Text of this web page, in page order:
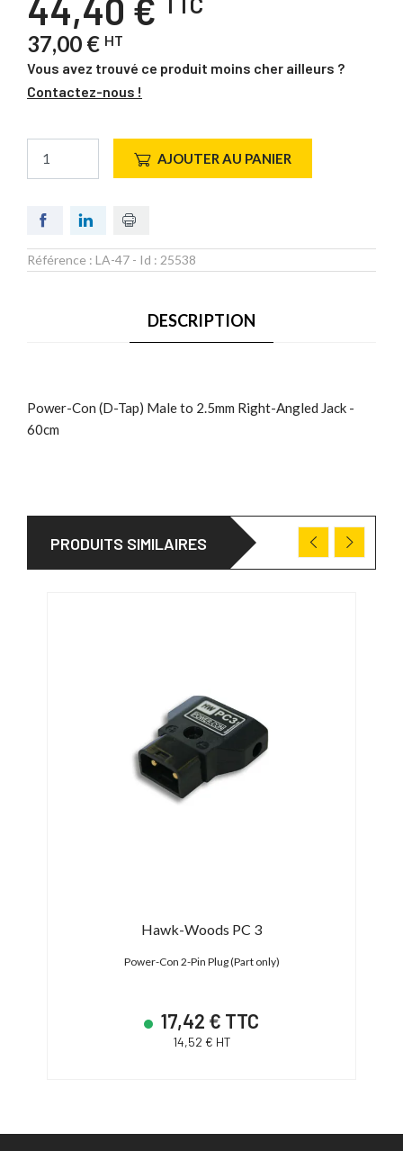
44,40 €
37,00 € HT
Vous avez trouvé ce produit moins cher ailleurs ?
Contactez-nous !
AJOUTER AU PANIER
Référence : LA-47 - Id : 25538
DESCRIPTION
Power-Con (D-Tap) Male to 2.5mm Right-Angled Jack -
60cm
PRODUITS SIMILAIRES
Hawk-Woods PC 3
Power-Con 2-Pin Plug (Part only)
17,42 € TTC
14,52 € HT